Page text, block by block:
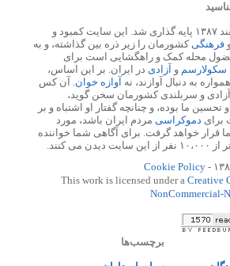
فضول محله در ۱۳ اسفند ۱۳۸۷ پایه گذاری شد. این سایت کمبود و
فرهنگیکشورمان را زیر ذره بین گذاشته، و به
محله کمک و راهگشایی است برای
سکولارسم و آزادی در ایران. بر این اساس،
به دنبال آوازند، نه آوازه خوان. آن کس
و سربلندی کشورمان سخن گوید،
ما بوده، و چنانچه گفتار او اشتباه و بر
برای دموکراسی مردم ایران باشد، مورد
ما قرار خواهد گرفت. برای آگاهی شما خواننده
کنند.
Cookie Policy
This work is licensed under a Creative
NonCommercial-
برچسب‌ها